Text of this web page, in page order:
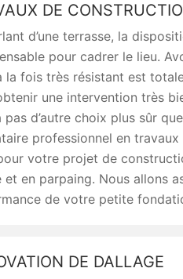
DE
d’une terrasse, la
pour cadrer le lieu.
la fois très résistant est
une intervention très
pas d’autre choix plus sûr
professionnel en
votre projet de
et en parpaing. Nous allons
de votre petite
DE DALLAGE